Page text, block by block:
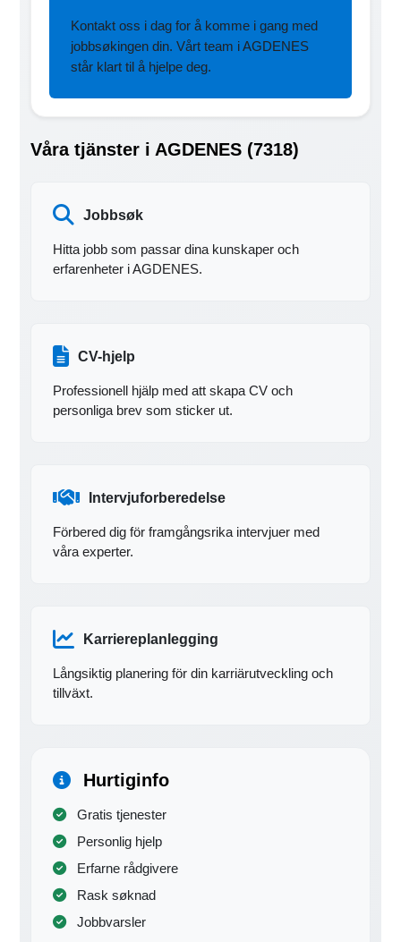
Kontakt oss i dag for å komme i gang med
jobbsøkingen din. Vårt team i AGDENES
står klart til å hjelpe deg.
Våra tjänster i AGDENES (7318)
Jobbsøk
Hitta jobb som passar dina kunskaper och
erfarenheter i AGDENES.
CV-hjelp
Professionell hjälp med att skapa CV och
personliga brev som sticker ut.
Intervjuforberedelse
Förbered dig för framgångsrika intervjuer med
våra experter.
Karriereplanlegging
Långsiktig planering för din karriärutveckling och
tillväxt.
Hurtiginfo
Gratis tjenester
Personlig hjelp
Erfarne rådgivere
Rask søknad
Jobbvarsler